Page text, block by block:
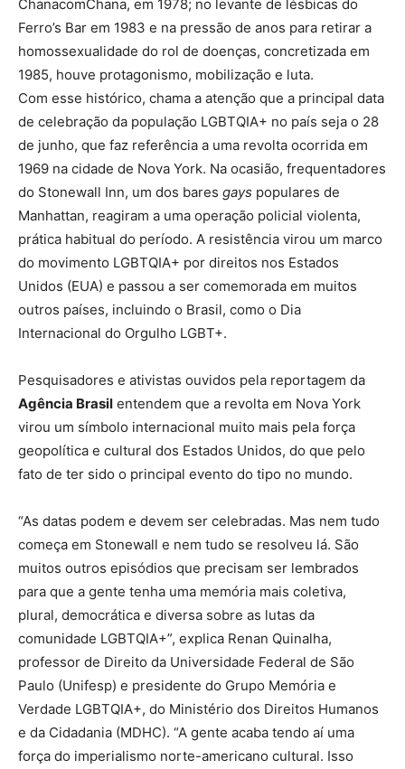
ChanacomChana, em 1978; no levante de lésbicas do
Ferro’s Bar em 1983 e na pressão de anos para retirar a
homossexualidade do rol de doenças, concretizada em
1985, houve protagonismo, mobilização e luta.
Com esse histórico, chama a atenção que a principal data
de celebração da população LGBTQIA+ no país seja o 28
de junho, que faz referência a uma revolta ocorrida em
1969 na cidade de Nova York. Na ocasião, frequentadores
do Stonewall Inn, um dos bares gays populares de
Manhattan, reagiram a uma operação policial violenta,
prática habitual do período. A resistência virou um marco
do movimento LGBTQIA+ por direitos nos Estados
Unidos (EUA) e passou a ser comemorada em muitos
outros países, incluindo o Brasil, como o Dia
Internacional do Orgulho LGBT+.
Pesquisadores e ativistas ouvidos pela reportagem da
Agência Brasil entendem que a revolta em Nova York
virou um símbolo internacional muito mais pela força
geopolítica e cultural dos Estados Unidos, do que pelo
fato de ter sido o principal evento do tipo no mundo.
“As datas podem e devem ser celebradas. Mas nem tudo
começa em Stonewall e nem tudo se resolveu lá. São
muitos outros episódios que precisam ser lembrados
para que a gente tenha uma memória mais coletiva,
plural, democrática e diversa sobre as lutas da
comunidade LGBTQIA+”, explica Renan Quinalha,
professor de Direito da Universidade Federal de São
Paulo (Unifesp) e presidente do Grupo Memória e
Verdade LGBTQIA+, do Ministério dos Direitos Humanos
e da Cidadania (MDHC). “A gente acaba tendo aí uma
força do imperialismo norte-americano cultural. Isso